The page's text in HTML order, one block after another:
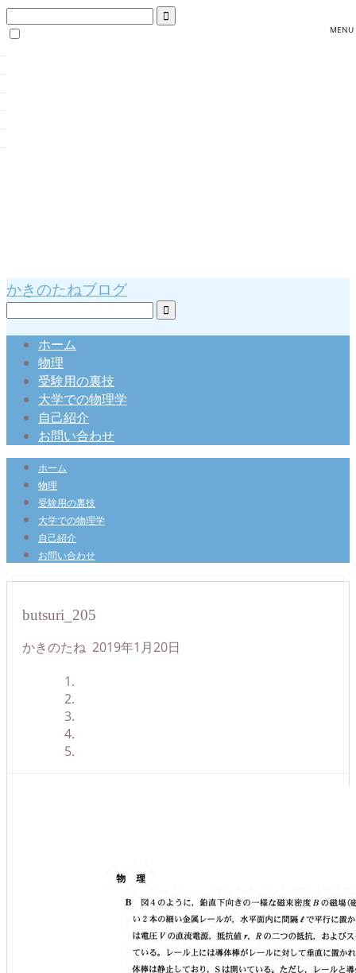
かきのたねブログ
ホーム
物理
受験用の裏技
大学での物理学
自己紹介
お問い合わせ
ホーム
物理
受験用の裏技
大学での物理学
自己紹介
お問い合わせ
butsuri_205
かきのたね 2019年1月20日